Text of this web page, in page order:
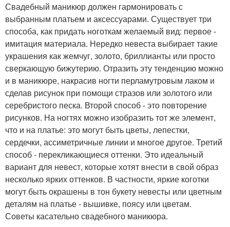
Свадебный маникюр должен гармонировать с
выбранным платьем и аксессуарами. Существует три
способа, как придать ноготкам желаемый вид: первое -
имитация материала. Нередко невеста выбирает такие
украшения как жемчуг, золото, бриллианты или просто
сверкающую бижутерию. Отразить эту тенденцию можно
и в маникюре, накрасив ногти перламутровым лаком и
сделав рисунок при помощи стразов или золотого или
серебристого песка. Второй способ - это повторение
рисунков. На ногтях можно изобразить тот же элемент,
что и на платье: это могут быть цветы, лепестки,
сердечки, ассиметричные линии и многое другое. Третий
способ - перекликающиеся оттенки. Это идеальный
вариант для невест, которые хотят внести в свой образ
несколько ярких оттенков. В частности, яркие коготки
могут быть окрашены в тон букету невесты или цветным
деталям на платье - вышивке, поясу или цветам.
Советы касательно свадебного маникюра.